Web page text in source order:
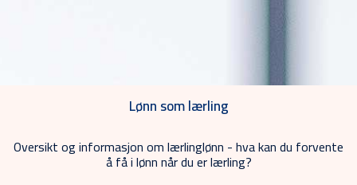
Lønn som lærling
Oversikt og informasjon om lærlinglønn - hva kan du forvente
å få i lønn når du er lærling?